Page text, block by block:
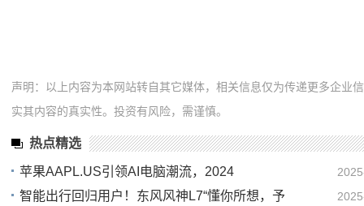
声明：以上内容为本网站转自其它媒体，相关信息仅为传递更多企业
实其内容的真实性。投资有风险，需谨慎。
热点精选
苹果AAPL.US引领AI电脑潮流，2024
智能出行回归用户！东风风神L7“懂你所想，予